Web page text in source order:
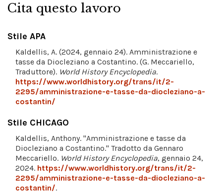
Cita questo lavoro
Stile APA
Kaldellis, A. (2024, gennaio 24). Amministrazione e
tasse da Diocleziano a Costantino. (G. Meccariello,
Traduttore). World History Encyclopedia.
https://www.worldhistory.org/trans/it/2-
2295/amministrazione-e-tasse-da-diocleziano-a-
costantin/
Stile CHICAGO
Kaldellis, Anthony. "Amministrazione e tasse da
Diocleziano a Costantino." Tradotto da Gennaro
Meccariello. World History Encyclopedia, gennaio 24,
2024. https://www.worldhistory.org/trans/it/2-
2295/amministrazione-e-tasse-da-diocleziano-a-
costantin/.